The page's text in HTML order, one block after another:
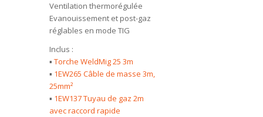
Ventilation thermorégulée
Evanouissement et post-gaz
réglables en mode TIG
Inclus :
▪ Torche WeldMig 25 3m
▪ 1EW265 Câble de masse 3m,
25mm²
▪ 1EW137 Tuyau de gaz 2m
avec raccord rapide